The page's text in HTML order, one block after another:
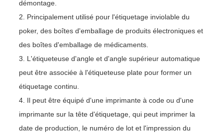
démontage.
2. Principalement utilisé pour l'étiquetage inviolable du
poker, des boîtes d'emballage de produits électroniques et
des boîtes d'emballage de médicaments.
3. L'étiqueteuse d'angle et d'angle supérieur automatique
peut être associée à l'étiqueteuse plate pour former un
étiquetage continu.
4. Il peut être équipé d'une imprimante à code ou d'une
imprimante sur la tête d'étiquetage, qui peut imprimer la
date de production, le numéro de lot et l'impression du